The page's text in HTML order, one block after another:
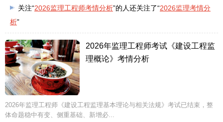
关注“2026监理工程师考情分析”的人还关注了“2026监理考情分
析”
2026年监理工程师考试《建设工程监
理概论》考情分析
2026年监理工程师《建设工程监理基本理论与相关法规》考试已结束，整
体命题稳中有变、侧重基础、新增必...